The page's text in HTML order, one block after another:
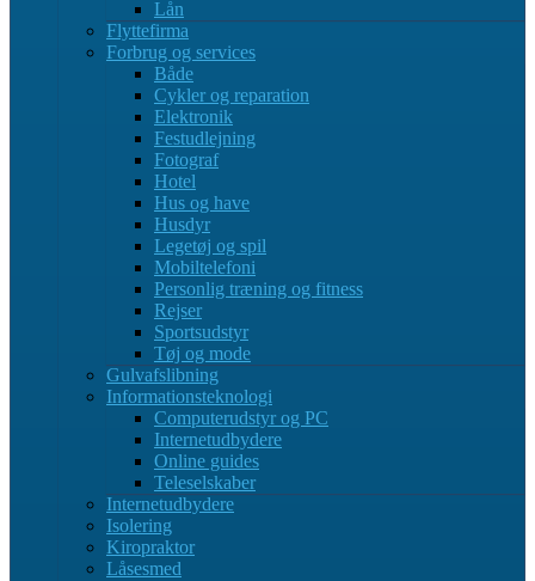
Lån
Flyttefirma
Forbrug og services
Både
Cykler og reparation
Elektronik
Festudlejning
Fotograf
Hotel
Hus og have
Husdyr
Legetøj og spil
Mobiltelefoni
Personlig træning og fitness
Rejser
Sportsudstyr
Tøj og mode
Gulvafslibning
Informationsteknologi
Computerudstyr og PC
Internetudbydere
Online guides
Teleselskaber
Internetudbydere
Isolering
Kiropraktor
Låsesmed